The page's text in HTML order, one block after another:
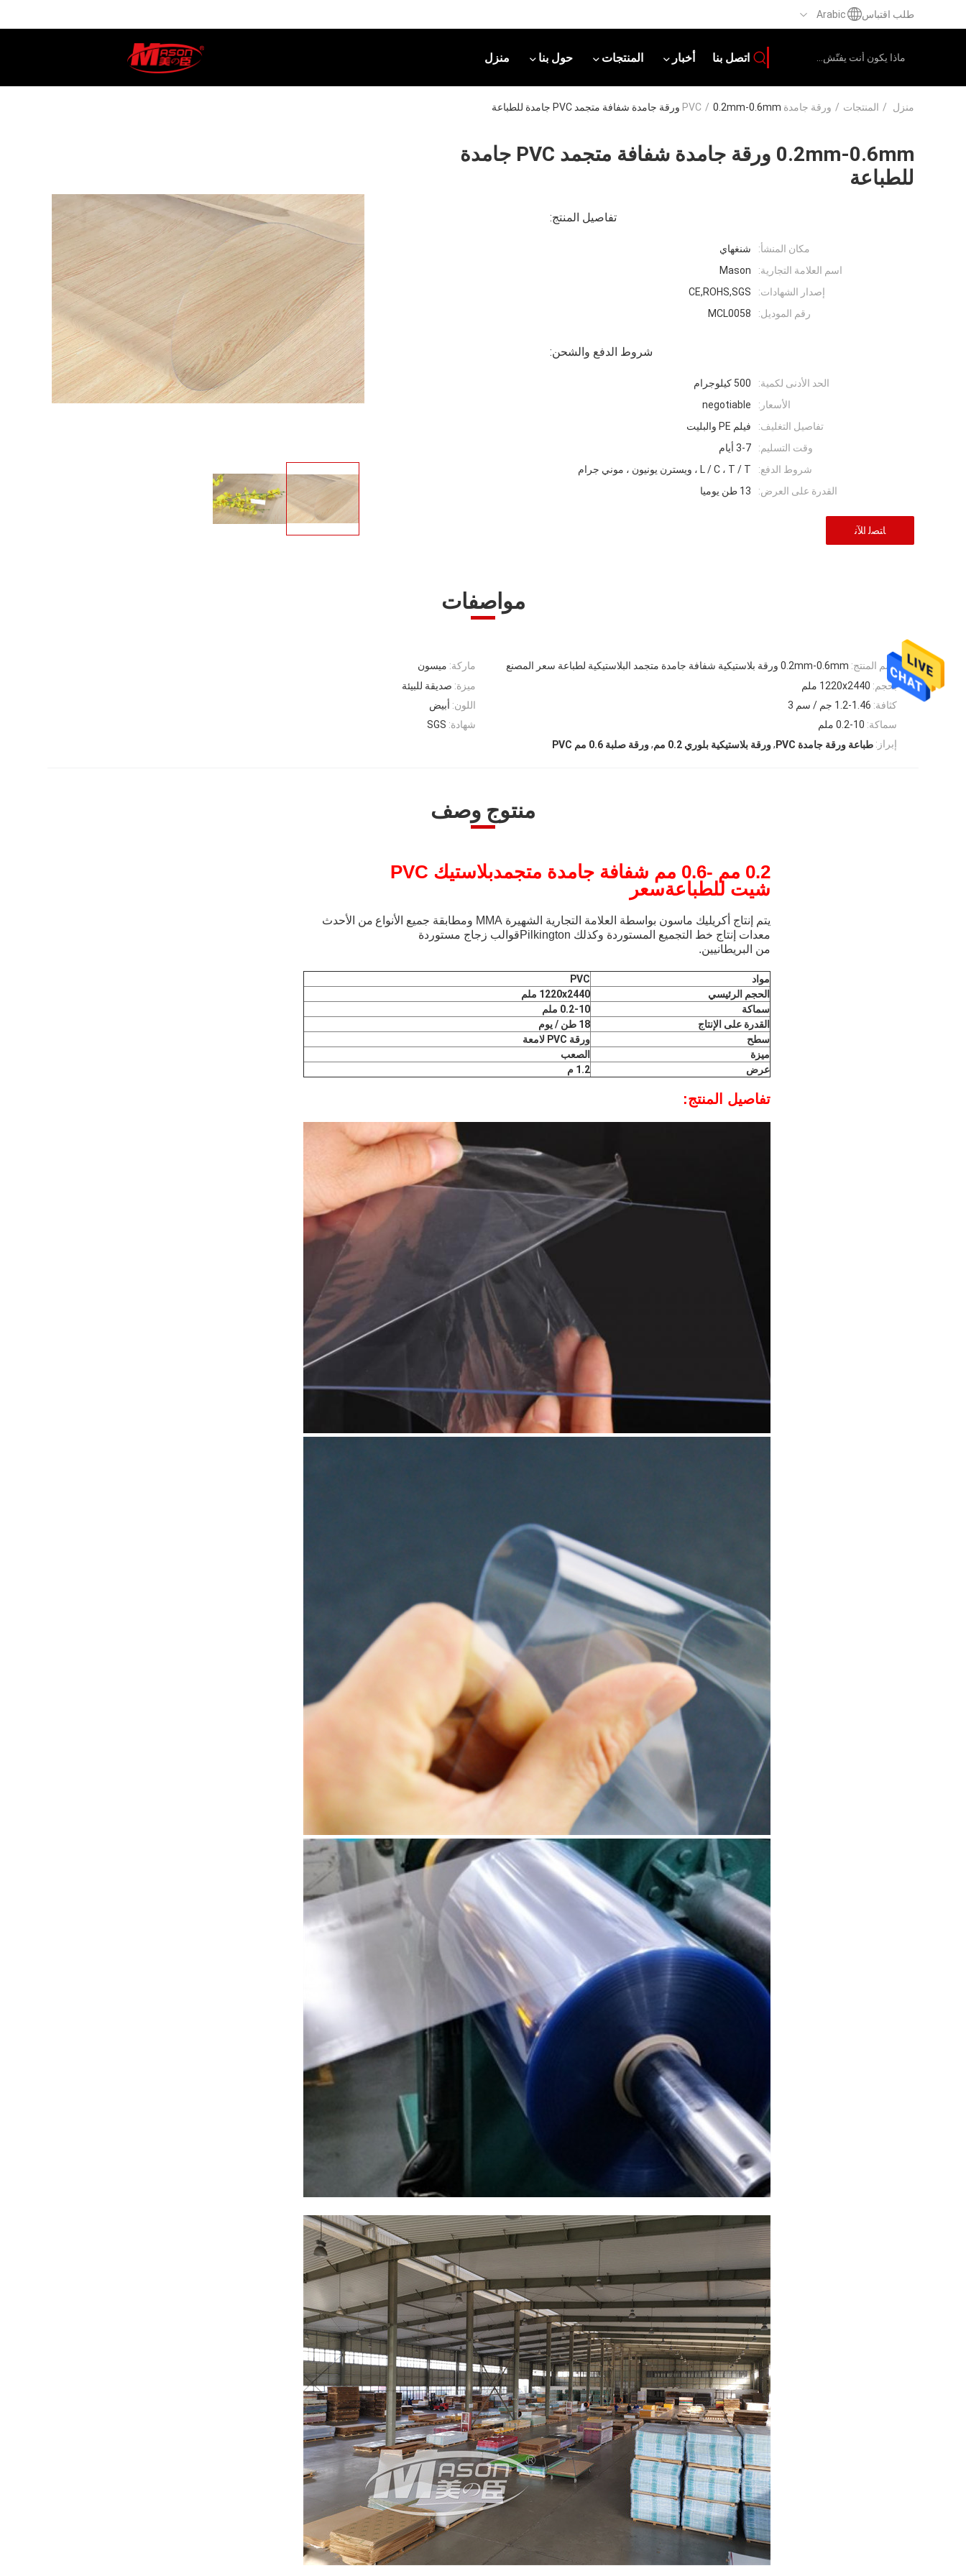
طلب اقتباس Arabic
منزل حول بنا المنتجات أخبار اتصل بنا
منزل / المنتجات / ورقة جامدة PVC / 0.2mm-0.6mm ورقة جامدة شفافة متجمد PVC جامدة للطباعة
0.2mm-0.6mm ورقة جامدة شفافة متجمد PVC جامدة
للطباعة
تفاصيل المنتج:
مكان المنشأ:
شنغهاي
اسم العلامة التجارية:
Mason
إصدار الشهادات:
CE,ROHS,SGS
رقم الموديل:
MCL0058
شروط الدفع والشحن:
الحد الأدنى لكمية:
500 كيلوجرام
الأسعار:
negotiable
تفاصيل التغليف:
فيلم PE والبليت
وقت التسليم:
3-7 أيام
شروط الدفع:
L / C ، T / T ، ويسترن يونيون ، موني جرام
القدرة على العرض:
13 طن يوميا
ﺎﺘﺼﻟ ﺍﻶﻧ
مواصفات
ماركة: ميسون اسم المنتج: 0.2mm-0.6mm ورقة بلاستيكية شفافة جامدة متجمد البلاستيكية لطباعة سعر المصنع
ميزة: صديقة للبيئة بحجم: 1220x2440 ملم
اللون: أبيض كثافة: 1.2-1.46 جم / سم 3
شهادة: SGS سماكة: 0.2-10 ملم
إبراز: طباعة ورقة جامدة PVC ,ورقة بلاستيكية بلوري 0.2 مم ,ورقة صلبة 0.6 مم PVC
منتوج وصف
0.2 مم -0.6 مم شفافة جامدة متجمد
بلاستيك PVC
شيت للطباعةسعر
يتم إنتاج أكريليك ماسون بواسطة العلامة التجارية الشهيرة MMA ومطابقة جميع الأنواع
من الأحدث
معدات إنتاج خط التجميع المستوردة وكذلك Pilkington
قوالب زجاج مستوردة
من البريطانيين.
مواد
PVC
الحجم الرئيسي
1220x2440 ملم
سماكة
0.2-10 ملم
القدرة على الإنتاج
18 طن / يوم
سطح
ورقة PVC لامعة
ميزة
الصعب
عرض
1.2 م
تفاصيل المنتج: